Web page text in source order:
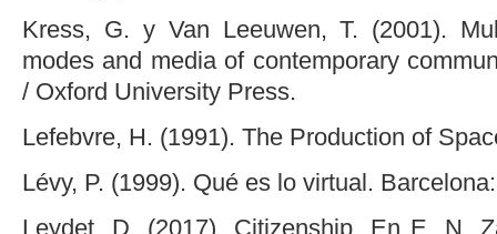
Kress, G. y Van Leeuwen, T. (2001).
modes and media of contemporary
/ Oxford University Press.
Lefebvre, H. (1991). The Production of
Lévy, P. (1999). Qué es lo virtual.
Leydet, D. (2017). Citizenship. En E. N.